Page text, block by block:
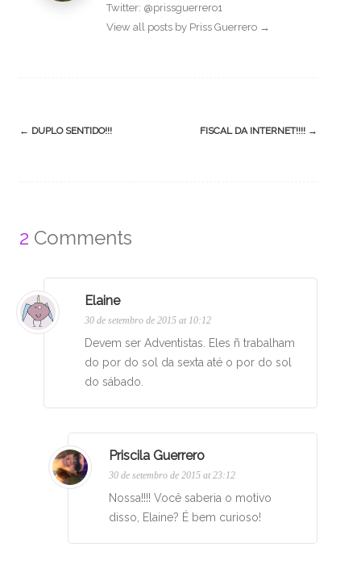
Twitter: @prissguerrero1
View all posts by Priss Guerrero →
Post
← DUPLO SENTIDO!!! FISCAL DA INTERNET!!!! →
2 Comments
Elaine
30 de setembro de 2015 at 10:12
Devem ser Adventistas. Eles ñ trabalham
do por do sol da sexta até o por do sol
do sábado.
Priscila Guerrero
30 de setembro de 2015 at 23:12
Nossa!!!! Você saberia o motivo
disso, Elaine? É bem curioso!